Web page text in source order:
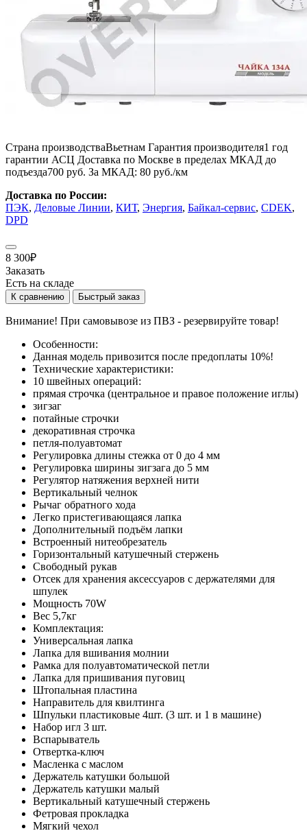
Страна производстваВьетнам Гарантия производителя1 год
гарантии АСЦ Доставка по Москве в пределах МКАД до
подъезда700 руб. За МКАД: 80 руб./км
Доставка по России:
ПЭК, Деловые Линии, КИТ, Энергия, Байкал-сервис, CDEK,
DPD
8 300₽
Заказать
Есть на складе
К сравнению Быстрый заказ
Внимание! При самовывозе из ПВЗ - резервируйте товар!
Особенности:
Данная модель привозится после предоплаты 10%!
Технические характеристики:
10 швейных операций:
прямая строчка (центральное и правое положение иглы)
зигзаг
потайные строчки
декоративная строчка
петля-полуавтомат
Регулировка длины стежка от 0 до 4 мм
Регулировка ширины зигзага до 5 мм
Регулятор натяжения верхней нити
Вертикальный челнок
Рычаг обратного хода
Легко пристегивающаяся лапка
Дополнительный подъём лапки
Встроенный нитеобрезатель
Горизонтальный катушечный стержень
Свободный рукав
Отсек для хранения аксессуаров с держателями для
шпулек
Мощность 70W
Вес 5,7кг
Комплектация:
Универсальная лапка
Лапка для вшивания молнии
Рамка для полуавтоматической петли
Лапка для пришивания пуговиц
Штопальная пластина
Направитель для квилтинга
Шпульки пластиковые 4шт. (3 шт. и 1 в машине)
Набор игл 3 шт.
Вспарыватель
Отвертка-ключ
Масленка с маслом
Держатель катушки большой
Держатель катушки малый
Вертикальный катушечный стержень
Фетровая прокладка
Мягкий чехол